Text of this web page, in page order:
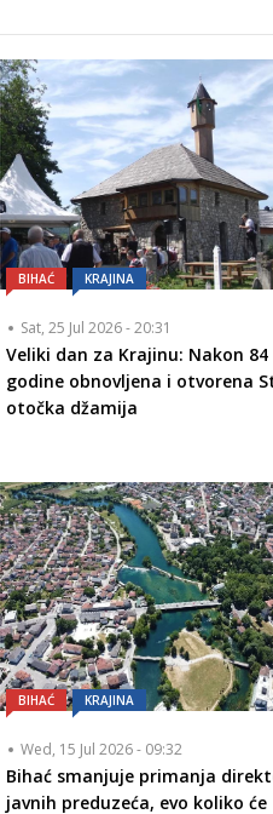
BIHAĆ KRAJINA
Sat, 25 Jul 2026 - 20:31
Veliki dan za Krajinu: Nakon 84
godine obnovljena i otvorena
otočka džamija
BIHAĆ KRAJINA
Wed, 15 Jul 2026 - 09:32
Bihać smanjuje primanja
javnih preduzeća, evo koliko će